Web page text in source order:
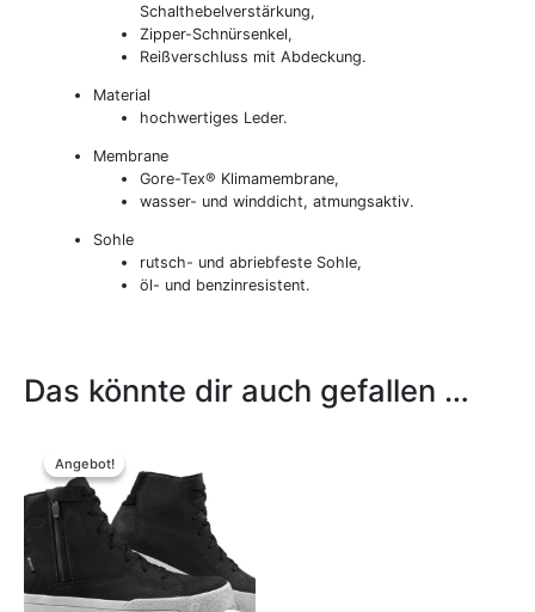
Schalthebelverstärkung,
Zipper-Schnürsenkel,
Reißverschluss mit Abdeckung.
Material
hochwertiges Leder.
Membrane
Gore-Tex® Klimamembrane,
wasser- und winddicht, atmungsaktiv.
Sohle
rutsch- und abriebfeste Sohle,
öl- und benzinresistent.
Das könnte dir auch gefallen …
Angebot!
Angebot!
war:
199,95 €
ist:
179,00 €.
auf.
Die
Optionen